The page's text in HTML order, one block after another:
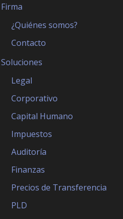
Firma
¿Quiénes somos?
Contacto
Soluciones
Legal
Corporativo
Capital Humano
Impuestos
Auditoría
Finanzas
Precios de Transferencia
PLD